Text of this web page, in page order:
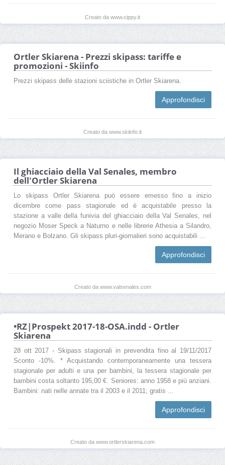
Creato da www.cippy.it
Ortler Skiarena - Prezzi skipass: tariffe e
promozioni - Skiinfo
Prezzi skipass delle stazioni sciistiche in Ortler Skiarena.
Approfondisci
Creato da www.skiinfo.it
Il ghiacciaio della Val Senales, membro
dell'Ortler Skiarena
Lo skipass Ortler Skiarena può essere emesso fino a inizio
dicembre come pass stagionale ed è acquistabile presso la
stazione a valle della funivia del ghiacciaio della Val Senales, nel
negozio Moser Speck a Naturno e nelle librerie Athesia a Silandro,
Merano e Bolzano. Gli skipass pluri-giornalieri sono acquistabili ...
Approfondisci
Creato da www.valsenales.com
•RZ|Prospekt 2017-18-OSA.indd - Ortler
Skiarena
28 ott 2017 - Skipass stagionali in prevendita fino al 19/11/2017
Sconto -10%. * Acquistando contemporaneamente una tessera
stagionale per adulti e una per bambini, la tessera stagionale per
bambini costa soltanto 195,00 €. Seniores: anno 1958 e più anziani.
Bambini: nati nelle annate tra il 2003 e il 2011; gratis ...
Approfondisci
Creato da www.ortlerskiarena.com